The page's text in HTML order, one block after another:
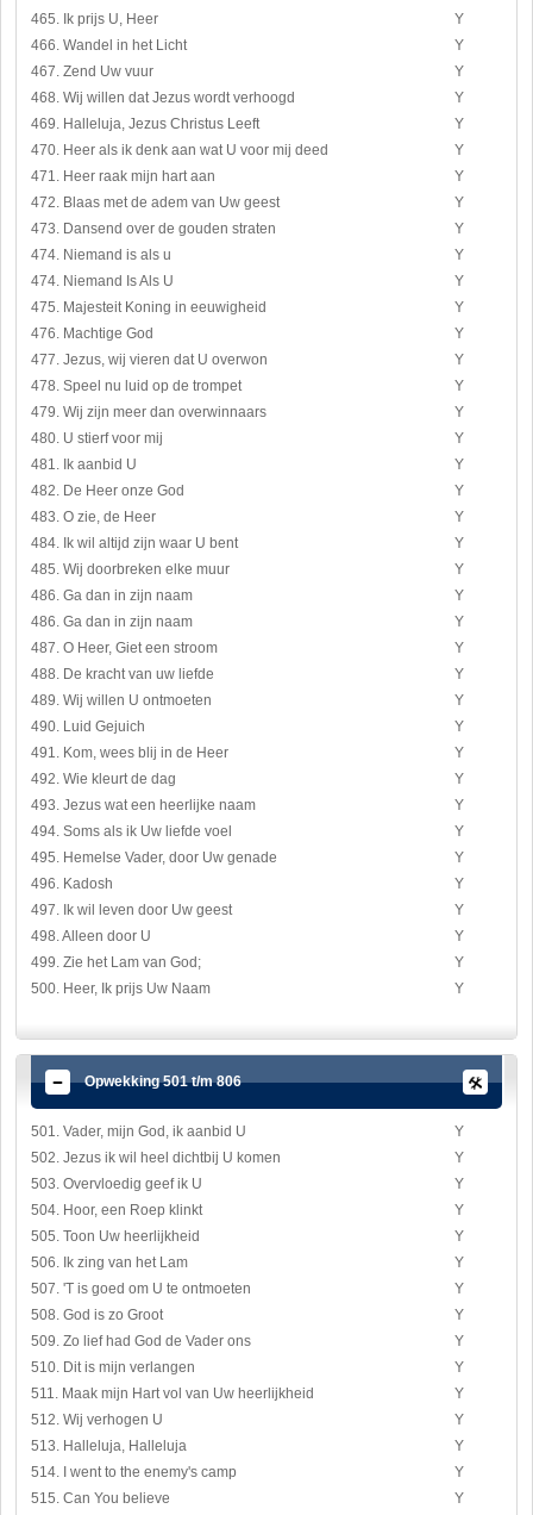
465. Ik prijs U, Heer
Y
466. Wandel in het Licht
Y
467. Zend Uw vuur
Y
468. Wij willen dat Jezus wordt verhoogd
Y
469. Halleluja, Jezus Christus Leeft
Y
470. Heer als ik denk aan wat U voor mij deed
Y
471. Heer raak mijn hart aan
Y
472. Blaas met de adem van Uw geest
Y
473. Dansend over de gouden straten
Y
474. Niemand is als u
Y
474. Niemand Is Als U
Y
475. Majesteit Koning in eeuwigheid
Y
476. Machtige God
Y
477. Jezus, wij vieren dat U overwon
Y
478. Speel nu luid op de trompet
Y
479. Wij zijn meer dan overwinnaars
Y
480. U stierf voor mij
Y
481. Ik aanbid U
Y
482. De Heer onze God
Y
483. O zie, de Heer
Y
484. Ik wil altijd zijn waar U bent
Y
485. Wij doorbreken elke muur
Y
486. Ga dan in zijn naam
Y
486. Ga dan in zijn naam
Y
487. O Heer, Giet een stroom
Y
488. De kracht van uw liefde
Y
489. Wij willen U ontmoeten
Y
490. Luid Gejuich
Y
491. Kom, wees blij in de Heer
Y
492. Wie kleurt de dag
Y
493. Jezus wat een heerlijke naam
Y
494. Soms als ik Uw liefde voel
Y
495. Hemelse Vader, door Uw genade
Y
496. Kadosh
Y
497. Ik wil leven door Uw geest
Y
498. Alleen door U
Y
499. Zie het Lam van God;
Y
500. Heer, Ik prijs Uw Naam
Y
Opwekking 501 t/m 806
501. Vader, mijn God, ik aanbid U
Y
502. Jezus ik wil heel dichtbij U komen
Y
503. Overvloedig geef ik U
Y
504. Hoor, een Roep klinkt
Y
505. Toon Uw heerlijkheid
Y
506. Ik zing van het Lam
Y
507. 'T is goed om U te ontmoeten
Y
508. God is zo Groot
Y
509. Zo lief had God de Vader ons
Y
510. Dit is mijn verlangen
Y
511. Maak mijn Hart vol van Uw heerlijkheid
Y
512. Wij verhogen U
Y
513. Halleluja, Halleluja
Y
514. I went to the enemy's camp
Y
515. Can You believe
Y